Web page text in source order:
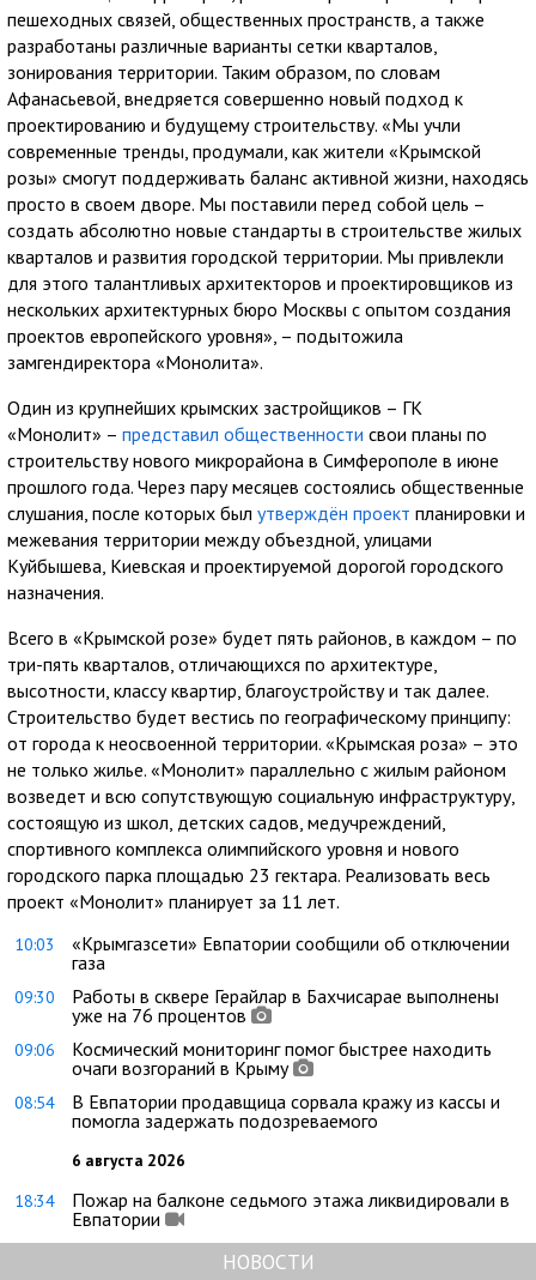
пешеходных связей, общественных пространств, а также
разработаны различные варианты сетки кварталов,
зонирования территории. Таким образом, по словам
Афанасьевой, внедряется совершенно новый подход к
проектированию и будущему строительству. «Мы учли
современные тренды, продумали, как жители «Крымской
розы» смогут поддерживать баланс активной жизни, находясь
просто в своем дворе. Мы поставили перед собой цель –
создать абсолютно новые стандарты в строительстве жилых
кварталов и развития городской территории. Мы привлекли
для этого талантливых архитекторов и проектировщиков из
нескольких архитектурных бюро Москвы с опытом создания
проектов европейского уровня», – подытожила
замгендиректора «Монолита».
Один из крупнейших крымских застройщиков – ГК
«Монолит» – представил общественности свои планы по
строительству нового микрорайона в Симферополе в июне
прошлого года. Через пару месяцев состоялись общественные
слушания, после которых был утверждён проект планировки и
межевания территории между объездной, улицами
Куйбышева, Киевская и проектируемой дорогой городского
назначения.
Всего в «Крымской розе» будет пять районов, в каждом – по
три-пять кварталов, отличающихся по архитектуре,
высотности, классу квартир, благоустройству и так далее.
Строительство будет вестись по географическому принципу:
от города к неосвоенной территории. «Крымская роза» – это
не только жилье. «Монолит» параллельно с жилым районом
возведет и всю сопутствующую социальную инфраструктуру,
состоящую из школ, детских садов, медучреждений,
спортивного комплекса олимпийского уровня и нового
городского парка площадью 23 гектара. Реализовать весь
проект «Монолит» планирует за 11 лет.
10:03
«Крымгазсети» Евпатории сообщили об отключении
газа
09:30
Работы в сквере Герайлар в Бахчисарае выполнены
уже на 76 процентов
09:06
Космический мониторинг помог быстрее находить
очаги возгораний в Крыму
08:54
В Евпатории продавщица сорвала кражу из кассы и
помогла задержать подозреваемого
6 августа 2026
18:34
Пожар на балконе седьмого этажа ликвидировали в
Евпатории
НОВОСТИ